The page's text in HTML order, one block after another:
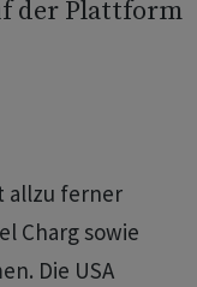
der Plattform
allzu ferner
Charg sowie
Die USA